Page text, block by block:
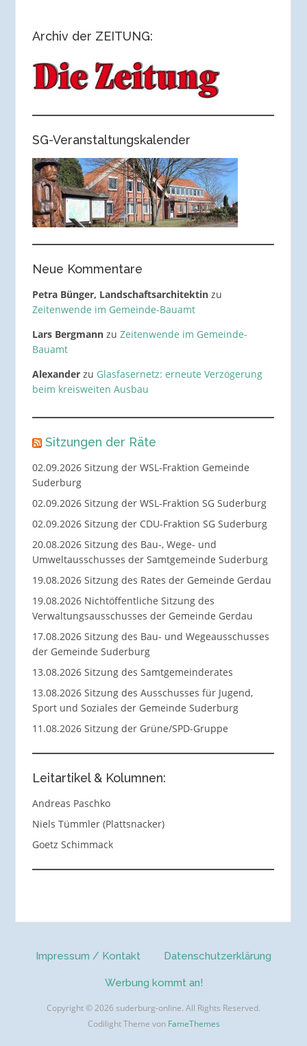
Archiv der ZEITUNG:
SG-Veranstaltungskalender
Neue Kommentare
Petra Bünger, Landschaftsarchitektinzu
Zeitenwende im Gemeinde-Bauamt
Lars Bergmannzu Zeitenwende im Gemeinde-
Bauamt
Alexanderzu Glasfasernetz: erneute Verzögerung
beim kreisweiten Ausbau
Sitzungen der Räte
02.09.2026 Sitzung der WSL-Fraktion Gemeinde
Suderburg
02.09.2026 Sitzung der WSL-Fraktion SG Suderburg
02.09.2026 Sitzung der CDU-Fraktion SG Suderburg
20.08.2026 Sitzung des Bau-, Wege- und
Umweltausschusses der Samtgemeinde Suderburg
19.08.2026 Sitzung des Rates der Gemeinde Gerdau
19.08.2026 Nichtöffentliche Sitzung des
Verwaltungsausschusses der Gemeinde Gerdau
17.08.2026 Sitzung des Bau- und Wegeausschusses
der Gemeinde Suderburg
13.08.2026 Sitzung des Samtgemeinderates
13.08.2026 Sitzung des Ausschusses für Jugend,
Sport und Soziales der Gemeinde Suderburg
11.08.2026 Sitzung der Grüne/SPD-Gruppe
Leitartikel & Kolumnen:
Andreas Paschko
Niels Tümmler (Plattsnacker)
Goetz Schimmack
Impressum / Kontakt Datenschutzerklärung
Werbung kommt an!
Copyright © 2026 suderburg-online. All Rights Reserved.
Codilight Theme von FameThemes